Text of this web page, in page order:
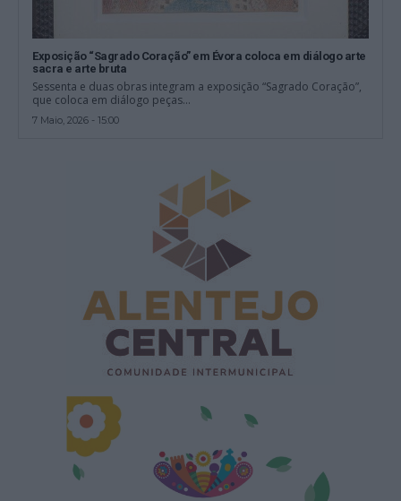
Exposição “Sagrado Coração” em Évora coloca em diálogo arte
sacra e arte bruta
Sessenta e duas obras integram a exposição “Sagrado Coração”,
que coloca em diálogo peças...
7 Maio, 2026 - 15:00